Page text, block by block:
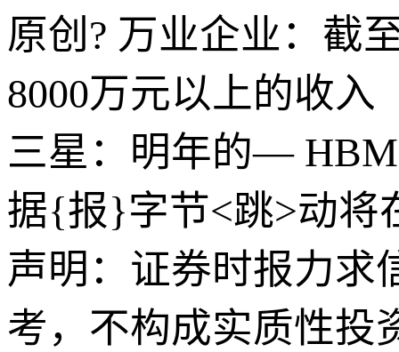
原创? 万业企业：截
8000万元以上的收入
三星：明年的—
据{报}字节<跳>动将
声明：证券时报力求
考，不构成实质性投